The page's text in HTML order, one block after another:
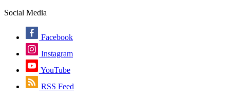
Social Media
Facebook
Instagram
YouTube
RSS Feed